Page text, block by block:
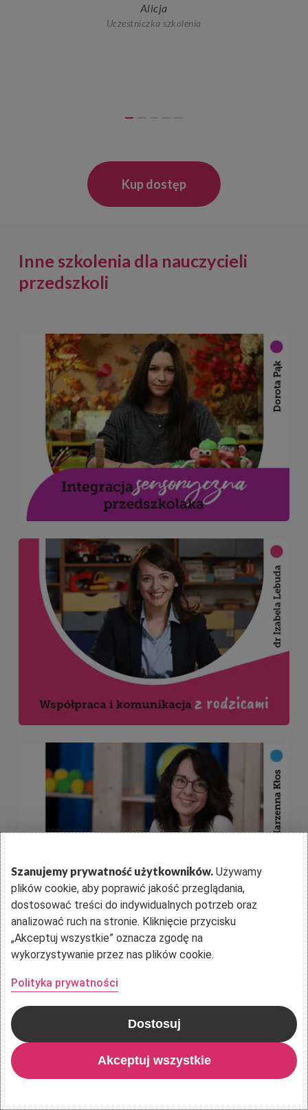
Alicja
Uczestniczka szkolenia
Kup dostęp
Inne szkolenia dla nauczycieli
przedszkoli
Dołącz do naszej społeczności..
Szanujemy prywatność użytkowników. Używamy
plików cookie, aby poprawić jakość przeglądania,
dostosować treści do indywidualnych potrzeb oraz
analizować ruch na stronie. Kliknięcie przycisku
„Akceptuj wszystkie” oznacza zgodę na
wykorzystywanie przez nas plików cookie.
Polityka prywatności
Dostosuj
Akceptuj wszystkie